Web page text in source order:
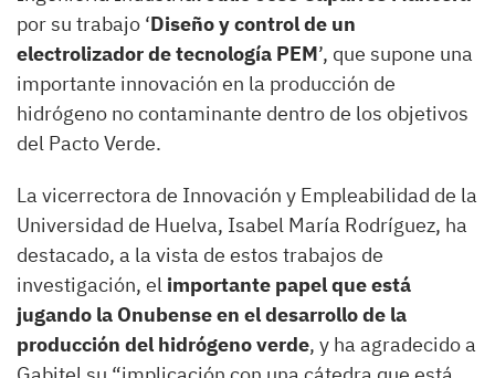
por su trabajo ‘Diseño y control de un
electrolizador de tecnología PEM’, que supone una
importante innovación en la producción de
hidrógeno no contaminante dentro de los objetivos
del Pacto Verde.
La vicerrectora de Innovación y Empleabilidad de la
Universidad de Huelva, Isabel María Rodríguez, ha
destacado, a la vista de estos trabajos de
investigación, el importante papel que está
jugando la Onubense en el desarrollo de la
producción del hidrógeno verde, y ha agradecido a